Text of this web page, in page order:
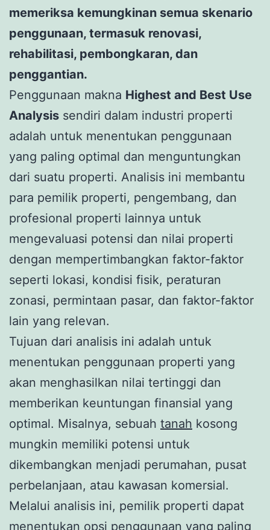
memeriksa kemungkinan semua skenario
penggunaan, termasuk renovasi,
rehabilitasi, pembongkaran, dan
penggantian.
Penggunaan makna Highest and Best Use
Analysis sendiri dalam industri properti
adalah untuk menentukan penggunaan
yang paling optimal dan menguntungkan
dari suatu properti. Analisis ini membantu
para pemilik properti, pengembang, dan
profesional properti lainnya untuk
mengevaluasi potensi dan nilai properti
dengan mempertimbangkan faktor-faktor
seperti lokasi, kondisi fisik, peraturan
zonasi, permintaan pasar, dan faktor-faktor
lain yang relevan.
Tujuan dari analisis ini adalah untuk
menentukan penggunaan properti yang
akan menghasilkan nilai tertinggi dan
memberikan keuntungan finansial yang
optimal. Misalnya, sebuah tanah kosong
mungkin memiliki potensi untuk
dikembangkan menjadi perumahan, pusat
perbelanjaan, atau kawasan komersial.
Melalui analisis ini, pemilik properti dapat
menentukan opsi penggunaan yang paling